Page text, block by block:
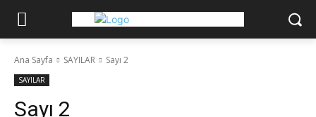
Ana Sayfa SAYILAR Sayı 2
SAYILAR
Sayı 2